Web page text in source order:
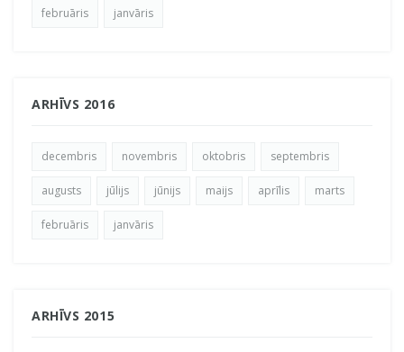
februāris janvāris
ARHĪVS 2016
decembris novembris oktobris septembris
augusts jūlijs jūnijs maijs aprīlis marts
februāris janvāris
ARHĪVS 2015